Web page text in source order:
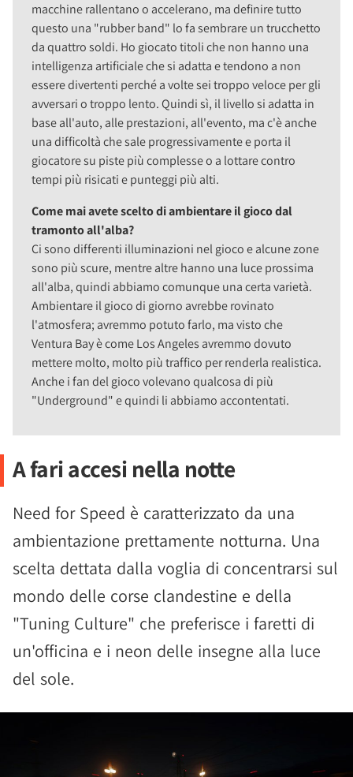
macchine rallentano o accelerano, ma definire tutto
questo una "rubber band" lo fa sembrare un trucchetto
da quattro soldi. Ho giocato titoli che non hanno una
intelligenza artificiale che si adatta e tendono a non
essere divertenti perché a volte sei troppo veloce per gli
avversari o troppo lento. Quindi sì, il livello si adatta in
base all'auto, alle prestazioni, all'evento, ma c'è anche
una difficoltà che sale progressivamente e porta il
giocatore su piste più complesse o a lottare contro
tempi più risicati e punteggi più alti.
Come mai avete scelto di ambientare il gioco dal
tramonto all'alba?
Ci sono differenti illuminazioni nel gioco e alcune zone
sono più scure, mentre altre hanno una luce prossima
all'alba, quindi abbiamo comunque una certa varietà.
Ambientare il gioco di giorno avrebbe rovinato
l'atmosfera; avremmo potuto farlo, ma visto che
Ventura Bay è come Los Angeles avremmo dovuto
mettere molto, molto più traffico per renderla realistica.
Anche i fan del gioco volevano qualcosa di più
"Underground" e quindi li abbiamo accontentati.
A fari accesi nella notte
Need for Speed è caratterizzato da una
ambientazione prettamente notturna. Una
scelta dettata dalla voglia di concentrarsi sul
mondo delle corse clandestine e della
"Tuning Culture" che preferisce i faretti di
un'officina e i neon delle insegne alla luce
del sole.